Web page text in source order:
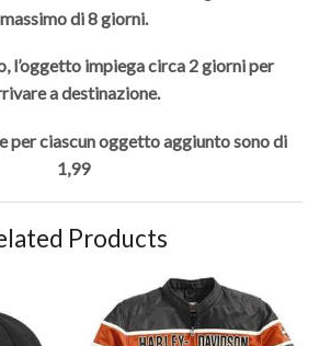
massimo di 8 giorni.
l’oggetto impiega circa 2 giorni per
a destinazione.
per ciascun oggetto aggiunto sono di
1,99
Products